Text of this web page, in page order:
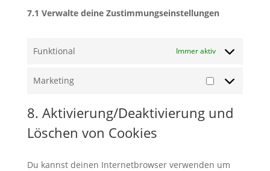
7.1 Verwalte deine Zustimmungseinstellungen
Funktional Immer aktiv
Marketing
8. Aktivierung/Deaktivierung und
Löschen von Cookies
Du kannst deinen Internetbrowser verwenden um